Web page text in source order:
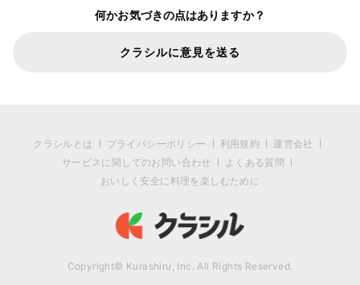
何かお気づきの点はありますか？
クラシルに意見を送る
クラシルとは プライバシーポリシー 利用規約
運営会社
サービスに関してのお問い合わせ
よくある質問
おいしく安全に料理を楽しむために
Copyright© Kurashiru, Inc. All Rights Reserved.